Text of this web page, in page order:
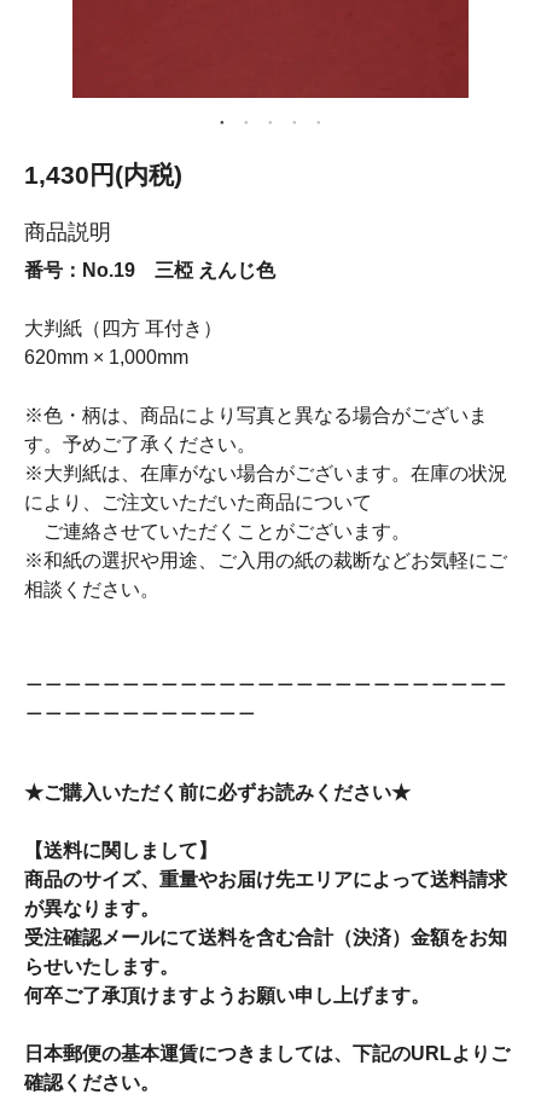
1,430円(内税)
商品説明
番号：No.19 三椏 えんじ色
大判紙（四方 耳付き）
620mm × 1,000mm
※色・柄は、商品により写真と異なる場合がございま
す。予めご了承ください。
※大判紙は、在庫がない場合がございます。在庫の状況
により、ご注文いただいた商品について
ご連絡させていただくことがございます。
※和紙の選択や用途、ご入用の紙の裁断などお気軽にご
相談ください。
★ご購入いただく前に必ずお読みください★
【送料に関しまして】
商品のサイズ、重量やお届け先エリアによって送料請求
が異なります。
受注確認メールにて送料を含む合計（決済）金額をお知
らせいたします。
何卒ご了承頂けますようお願い申し上げます。
日本郵便の基本運賃につきましては、下記のURLよりご
確認ください。